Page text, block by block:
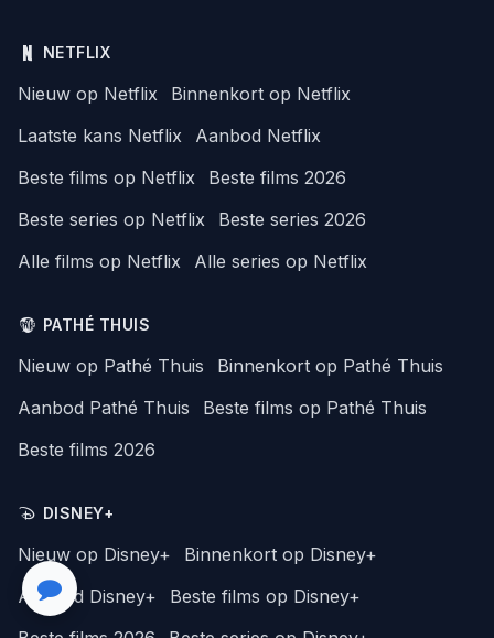
NETFLIX
Nieuw op Netflix
Binnenkort op Netflix
Laatste kans Netflix
Aanbod Netflix
Beste films op Netflix
Beste films 2026
Beste series op Netflix
Beste series 2026
Alle films op Netflix
Alle series op Netflix
PATHÉ THUIS
Nieuw op Pathé Thuis
Binnenkort op Pathé Thuis
Aanbod Pathé Thuis
Beste films op Pathé Thuis
Beste films 2026
DISNEY+
Nieuw op Disney+
Binnenkort op Disney+
Aanbod Disney+
Beste films op Disney+